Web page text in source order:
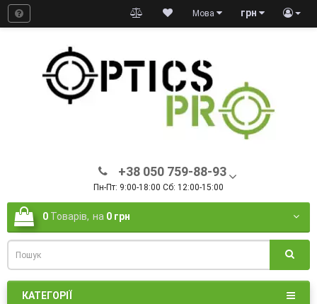
грн
Мова
+38 050 759-88-93
Пн-Пт: 9:00-18:00 Сб: 12:00-15:00
0 Товарів, на 0 грн
КАТЕГОРІЇ